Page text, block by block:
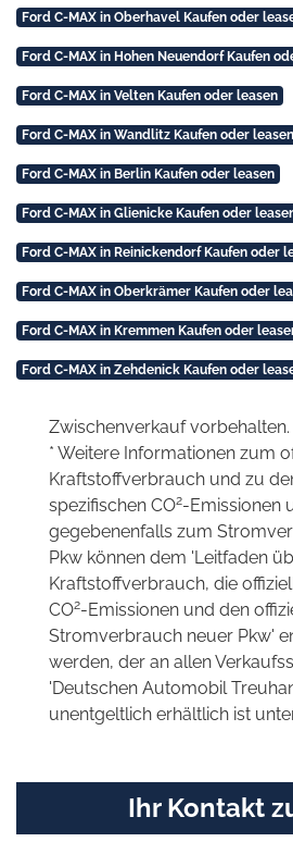
Ford C-MAX in Oberhavel Kaufen oder
Ford C-MAX in Hohen Neuendorf Kaufen
Ford C-MAX in Velten Kaufen oder leasen
Ford C-MAX in Wandlitz Kaufen oder leasen
Ford C-MAX in Berlin Kaufen oder leasen
Ford C-MAX in Glienicke Kaufen oder
Ford C-MAX in Reinickendorf Kaufen oder
Ford C-MAX in Oberkrämer Kaufen oder
Ford C-MAX in Kremmen Kaufen oder
Ford C-MAX in Zehdenick Kaufen oder
Zwischenverkauf vorbehalten.
* Weitere Informationen zum
Kraftstoffverbrauch und zu
spezifischen CO2-Emissionen
gegebenenfalls zum
Pkw können dem 'Leitfaden
Kraftstoffverbrauch, die
CO2-Emissionen und den
Stromverbrauch neuer Pkw'
werden, der an allen
'Deutschen Automobil
unentgeltlich erhältlich ist
Ihr Kontakt